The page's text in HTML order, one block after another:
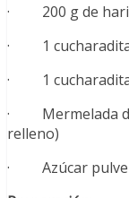
· 200 g de
· 1 cucharadita
· 1 cucharadita
· Mermelada de
relleno)
· Azúcar